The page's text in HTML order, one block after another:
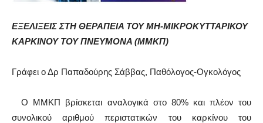
ΕΞΕΛΙΞΕΙΣ ΣΤΗ ΘΕΡΑΠΕΙΑ ΤΟΥ ΜΗ-ΜΙΚΡΟΚΥΤΤΑΡΙΚΟΥ
ΚΑΡΚΙΝΟΥ ΤΟΥ ΠΝΕΥΜΟΝΑ (ΜΜΚΠ)
Γράφει ο Δρ Παπαδούρης Σάββας, Παθόλογος-Ογκολόγος
Ο ΜΜΚΠ βρίσκεται αναλογικά στο 80% και πλέον του
συνολικού αριθμού περιστατικών του καρκίνου του